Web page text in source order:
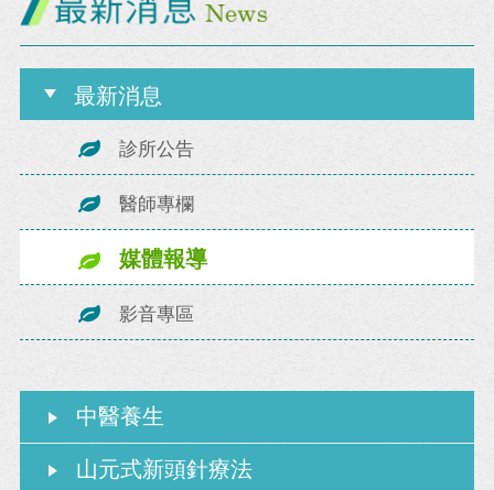
最新消息
診所公告
醫師專欄
媒體報導
影音專區
中醫養生
山元式新頭針療法